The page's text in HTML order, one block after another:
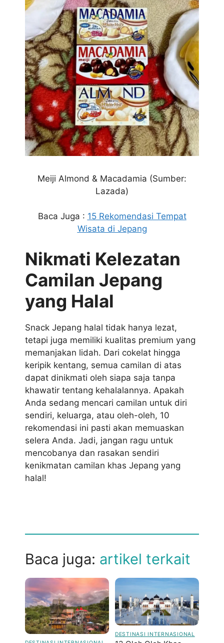
Meiji Almond & Macadamia (Sumber:
Lazada)
Baca Juga : 15 Rekomendasi Tempat
Wisata di Jepang
Nikmati Kelezatan
Camilan Jepang
yang Halal
Snack Jepang halal tidak hanya lezat,
tetapi juga memiliki kualitas premium yang
memanjakan lidah. Dari cokelat hingga
keripik kentang, semua camilan di atas
dapat dinikmati oleh siapa saja tanpa
khawatir tentang kehalalannya. Apakah
Anda sedang mencari camilan untuk diri
sendiri, keluarga, atau oleh-oleh, 10
rekomendasi ini pasti akan memuaskan
selera Anda. Jadi, jangan ragu untuk
mencobanya dan rasakan sendiri
kenikmatan camilan khas Jepang yang
halal!
Baca juga: artikel terkait
DESTINASI INTERNASIONAL